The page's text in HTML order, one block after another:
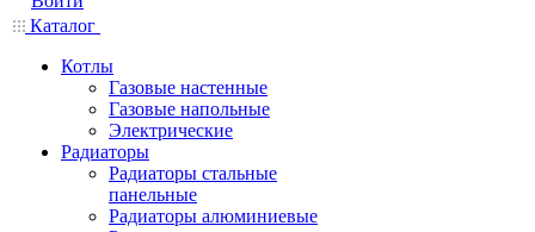
Каталог
Котлы
Газовые настенные
Газовые напольные
Электрические
Радиаторы
Радиаторы стальные
панельные
Радиаторы алюминиевые